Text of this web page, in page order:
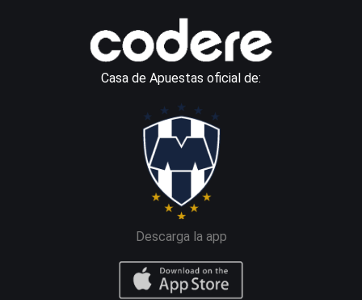
Casa de Apuestas oficial de:
Descarga la app